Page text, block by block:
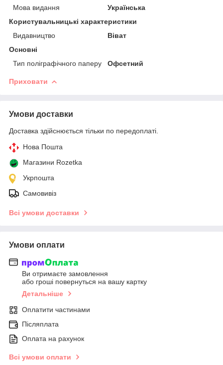
Мова видання
Українська
Користувальницькі характеристики
Видавництво
Віват
Основні
Тип поліграфічного паперу
Офсетний
Приховати
Умови доставки
Доставка здійснюється тільки по передоплаті.
Нова Пошта
Магазини Rozetka
Укрпошта
Самовивіз
Всі умови доставки
Умови оплати
Ви отримаєте замовлення
або гроші повернуться на вашу картку
Детальніше
Оплатити частинами
Післяплата
Оплата на рахунок
Всі умови оплати